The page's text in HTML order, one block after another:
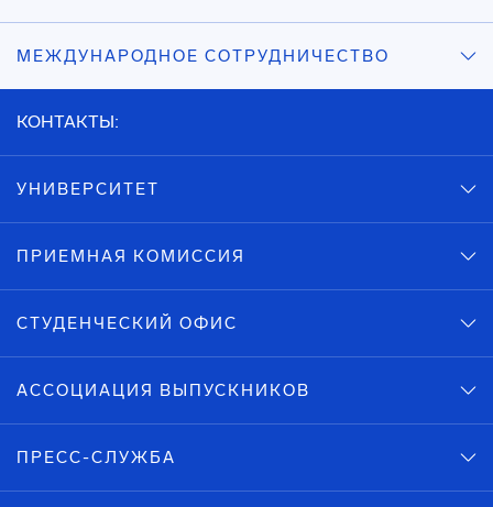
МЕЖДУНАРОДНОЕ СОТРУДНИЧЕСТВО
КОНТАКТЫ:
УНИВЕРСИТЕТ
ПРИЕМНАЯ КОМИССИЯ
СТУДЕНЧЕСКИЙ ОФИС
АССОЦИАЦИЯ ВЫПУСКНИКОВ
ПРЕСС-СЛУЖБА